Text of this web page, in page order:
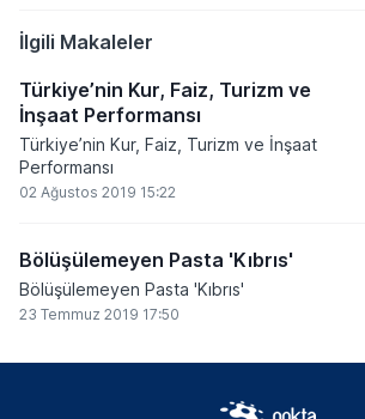
çok ilgi gören ve değer kazanan varlıkları
arasında yer aldı.
İlgili Makaleler
Türkiye’nin Kur, Faiz, Turizm ve
İnşaat Performansı
Türkiye’nin Kur, Faiz, Turizm ve İnşaat
Performansı
02 Ağustos 2019 15:22
Bölüşülemeyen Pasta 'Kıbrıs'
Bölüşülemeyen Pasta 'Kıbrıs'
23 Temmuz 2019 17:50